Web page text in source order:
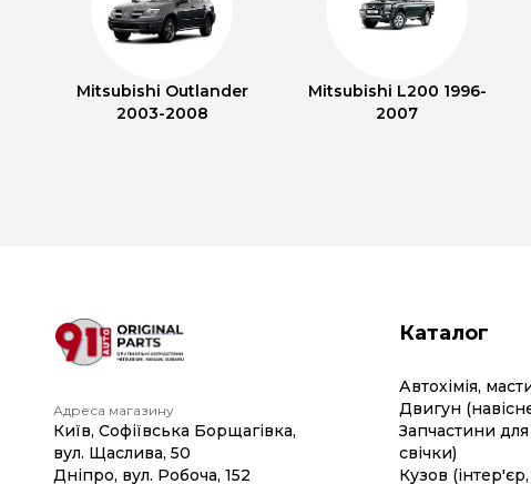
Mitsubishi Outlander
2003-2008
Mitsubishi L200 1996-
2007
Адреса магазину
Київ, Софіївська Борщагівка,
вул. Щаслива, 50
Дніпро, вул. Робоча, 152
Каталог
Автохімія,
Двигун
Запчастини
свічки)
Кузов